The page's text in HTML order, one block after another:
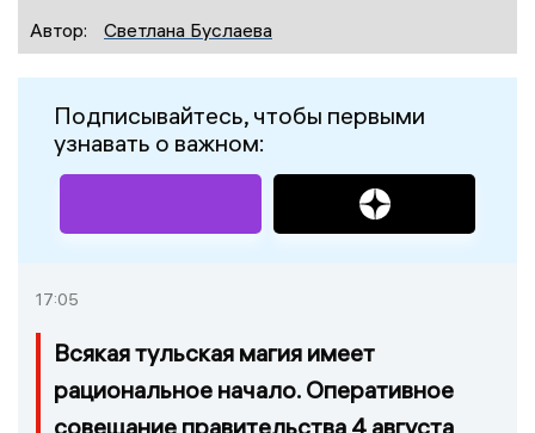
Автор:
Светлана Буслаева
Подписывайтесь, чтобы первыми
узнавать о важном:
17:05
Всякая тульская магия имеет
рациональное начало. Оперативное
совещание правительства 4 августа